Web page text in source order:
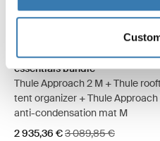
Thule Approach 2 M basecamp
Thule Approach 2 L
Thule Approach 2 M
Thule Approach 2
Thule Approach 2 M basecamp
essentials bundle
Thule Approach 2 M + Thule
tent organizer + Thule Approach
anti-condensation mat M
Alennushinta
2 935,36 €Alkuperäinen hinta
3 089,85 €